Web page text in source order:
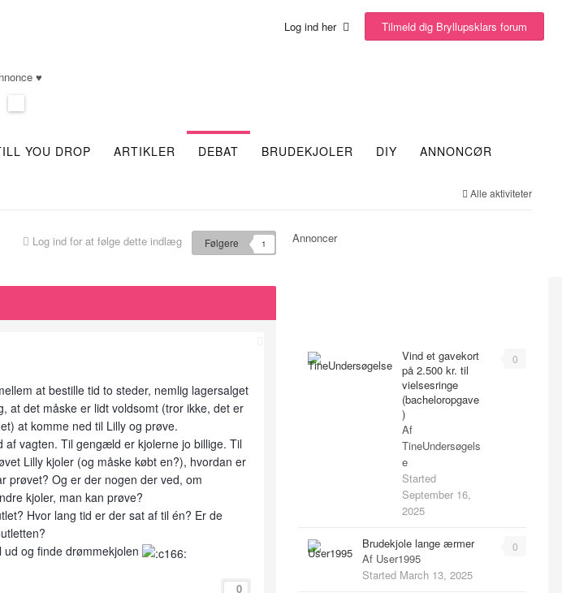
Log ind her Tilmeld dig Bryllupsklars forum
♥
YOU DROP ARTIKLER DEBAT BRUDEKJOLER DIY ANNONCØR
Alle aktiviteter
Log ind for at følge dette indlæg Følgere 1
at bestille tid to steder, nemlig lagersalget
at det måske er lidt voldsomt (tror ikke, det er
at komme ned til Lilly og prøve.
vagten. Til gengæld er kjolerne jo billige. Til
Lilly kjoler (og måske købt en?), hvordan er
prøvet? Og er der nogen der ved, om
kjoler, man kan prøve?
Hvor lang tid er der sat af til én? Er de
og finde drømmekjolen
0
Annoncer
0
Vind et gavekort
på 2.500 kr. til
vielsesringe
(bacheloropgave
)
Af
TineUndersøgels
e
Started
September 16,
2025
0
Brudekjole lange ærmer
Af User1995
Started March 13, 2025